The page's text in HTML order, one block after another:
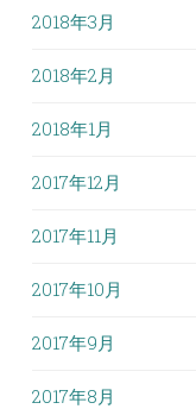
2018年3月
2018年2月
2018年1月
2017年12月
2017年11月
2017年10月
2017年9月
2017年8月